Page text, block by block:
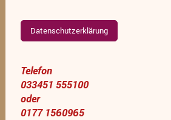
Datenschutzerklärung
Telefon
033451 555100
oder
0177 1560965